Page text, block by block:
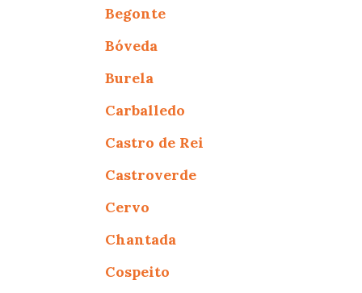
Begonte
Bóveda
Burela
Carballedo
Castro de Rei
Castroverde
Cervo
Chantada
Cospeito